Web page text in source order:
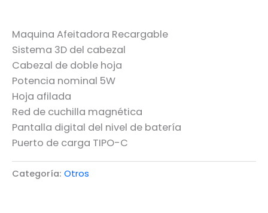
Maquina Afeitadora Recargable
Sistema 3D del cabezal
Cabezal de doble hoja
Potencia nominal 5W
Hoja afilada
Red de cuchilla magnética
Pantalla digital del nivel de batería
Puerto de carga TIPO-C
Categoría: Otros